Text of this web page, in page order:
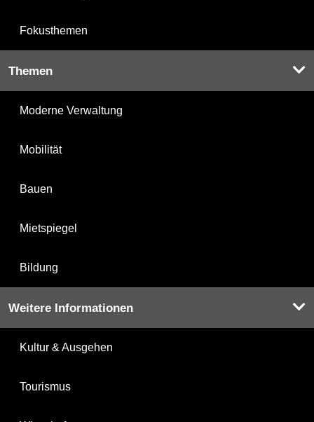
Fokusthemen
Themen
Moderne Verwaltung
Mobilität
Bauen
Mietspiegel
Bildung
Weitere Informationen
Kultur & Ausgehen
Tourismus